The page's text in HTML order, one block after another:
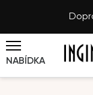
NABÍDKA